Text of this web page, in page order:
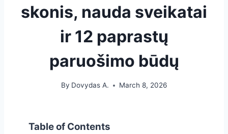
skonis, nauda sveikatai
ir 12 paprastų
paruošimo būdų
By Dovydas A. March 8, 2026
Table of Contents